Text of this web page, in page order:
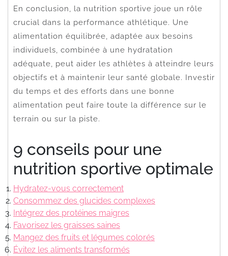
En conclusion, la nutrition sportive joue un rôle
crucial dans la performance athlétique. Une
alimentation équilibrée, adaptée aux besoins
individuels, combinée à une hydratation
adéquate, peut aider les athlètes à atteindre leurs
objectifs et à maintenir leur santé globale. Investir
du temps et des efforts dans une bonne
alimentation peut faire toute la différence sur le
terrain ou sur la piste.
9 conseils pour une
nutrition sportive optimale
Hydratez-vous correctement
Consommez des glucides complexes
Intégrez des protéines maigres
Favorisez les graisses saines
Mangez des fruits et légumes colorés
Évitez les aliments transformés